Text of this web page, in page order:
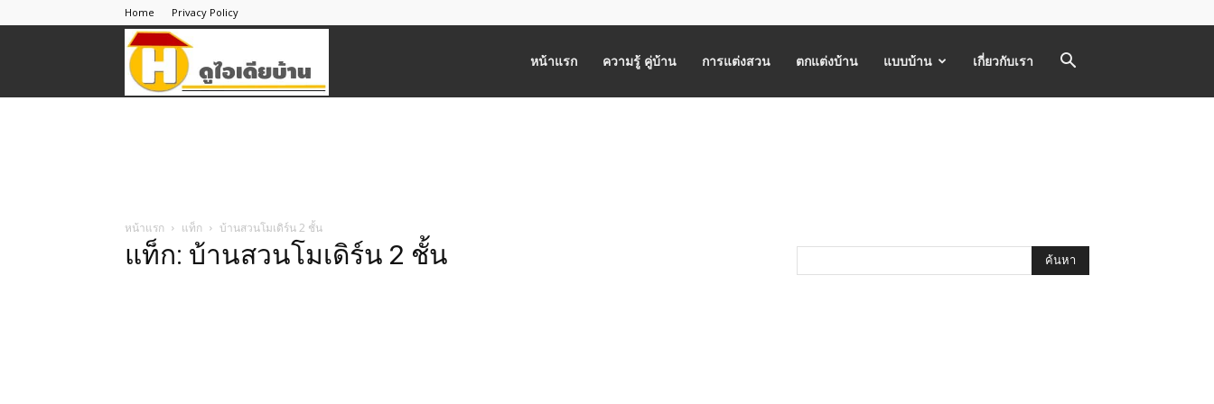
Home Privacy Policy
หน้าแรก ความรู้ คู่บ้าน การแต่งสวน ตกแต่งบ้าน แบบบ้าน เกี่ยวกับเรา
หน้าแรก แท็ก บ้านสวนโมเดิร์น 2 ชั้น
แท็ก: บ้านสวนโมเดิร์น 2 ชั้น